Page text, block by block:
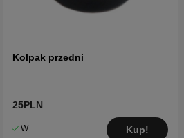
Kołpak przedni
25PLN
W
Kup!